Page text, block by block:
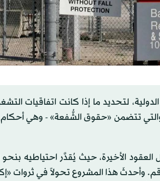
لتحديد ما إذا كانت اتفاقيات
تتضمن «حقوق الشُّفعة» - وهي أحكام
وأحدثَ هذا المشروع تحولاً في ثروات